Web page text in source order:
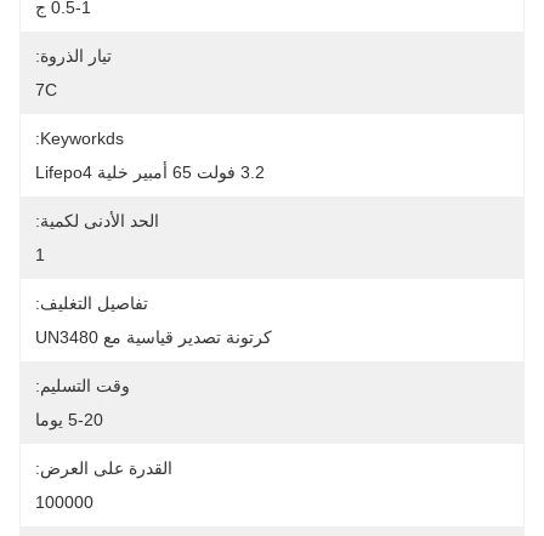
0.5-1 ج
تيار الذروة:
7C
Keyworkds:
3.2 فولت 65 أمبير خلية Lifepo4
الحد الأدنى لكمية:
1
تفاصيل التغليف:
كرتونة تصدير قياسية مع UN3480
وقت التسليم:
5-20 يوما
القدرة على العرض:
100000